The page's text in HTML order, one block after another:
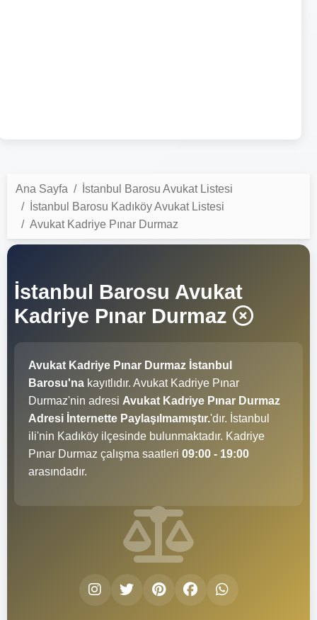
Ana Sayfa
İstanbul Barosu Avukat Listesi
İstanbul Barosu Kadıköy Avukat Listesi
Avukat Kadriye Pınar Durmaz
İstanbul Barosu Avukat
Kadriye Pınar Durmaz
Avukat Kadriye Pınar Durmaz İstanbul
Barosu'na kayıtlıdır. Avukat Kadriye Pınar
Durmaz'nin adresi Avukat Kadriye Pınar Durmaz
Adresi İnternette Paylaşılmamıştır.'dır. İstanbul
ili'nin Kadıköy ilçesinde bulunmaktadır. Kadriye
Pınar Durmaz çalışma saatleri 09:00 - 19:00
arasındadır.